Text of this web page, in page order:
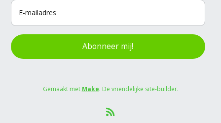
Abonneer mij!
Gemaakt met Make. De vriendelijke site-builder.